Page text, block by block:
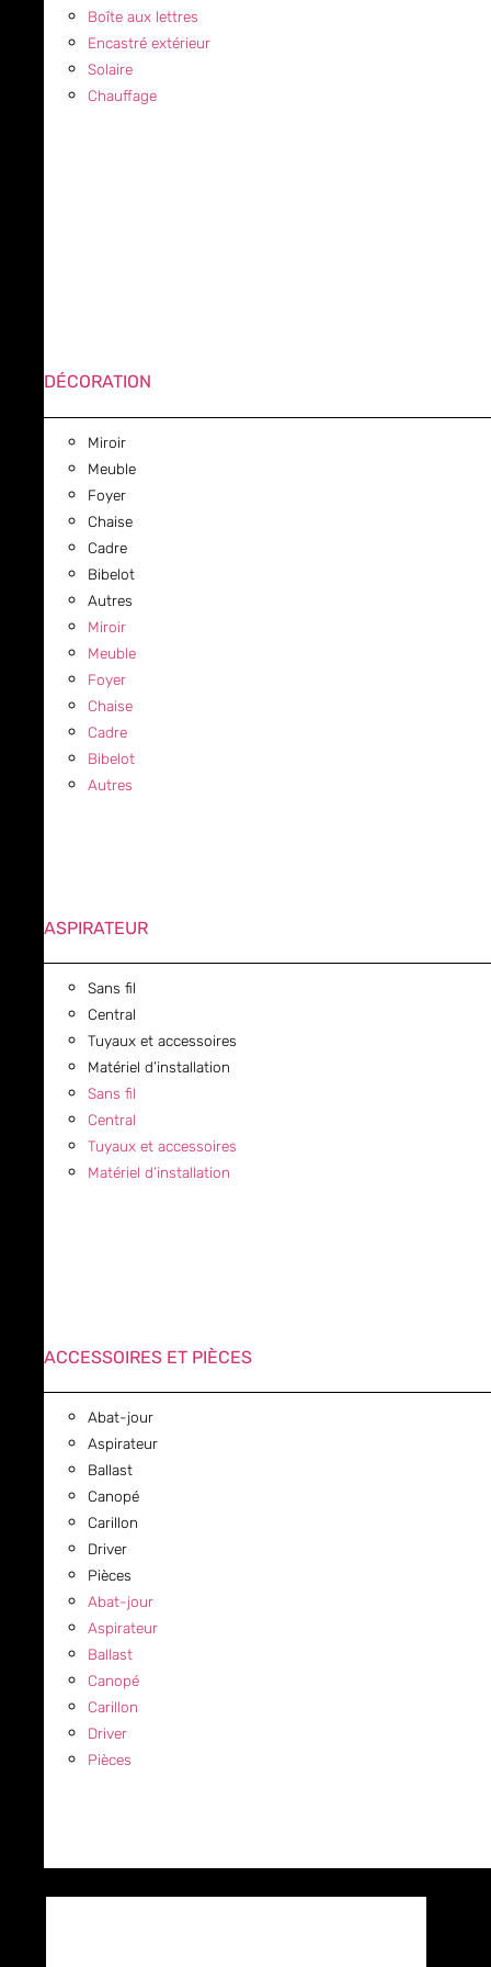
Boîte aux lettres
Encastré extérieur
Solaire
Chauffage
DÉCORATION
Miroir
Meuble
Foyer
Chaise
Cadre
Bibelot
Autres
Miroir
Meuble
Foyer
Chaise
Cadre
Bibelot
Autres
ASPIRATEUR
Sans fil
Central
Tuyaux et accessoires
Matériel d’installation
Sans fil
Central
Tuyaux et accessoires
Matériel d’installation
ACCESSOIRES ET PIÈCES
Abat-jour
Aspirateur
Ballast
Canopé
Carillon
Driver
Pièces
Abat-jour
Aspirateur
Ballast
Canopé
Carillon
Driver
Pièces